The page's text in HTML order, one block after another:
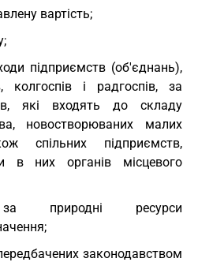
вартість;
підприємств (об'єднань),
колгоспів і радгоспів, за
які входять до складу
новостворюваних малих
спільних підприємств,
в них органів місцевого
природні ресурси
законодавством